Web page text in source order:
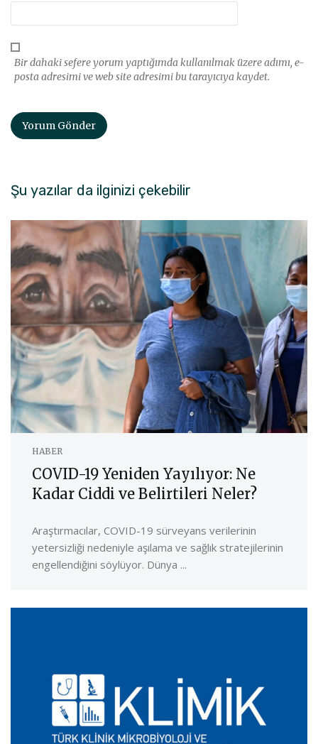
Bir dahaki sefere yorum yaptığımda kullanılmak üzere adımı, e-
posta adresimi ve web site adresimi bu tarayıcıya kaydet.
Şu yazılar da ilginizi çekebilir
HABER
COVID-19 Yeniden Yayılıyor: Ne
Kadar Ciddi ve Belirtileri Neler?
Araştırmacılar, COVID-19 sürveyans verilerinin
yetersizliği nedeniyle aşılama ve sağlık stratejilerinin
engellendiğini söylüyor. Dünya ...